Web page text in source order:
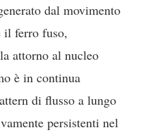
dal movimento
il ferro fuso,
attorno al nucleo
è in continua
di flusso a lungo
persistenti nel